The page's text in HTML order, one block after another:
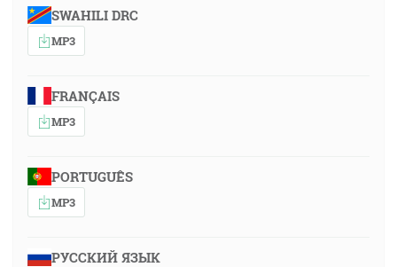
SWAHILI DRC
MP3
FRANÇAIS
MP3
PORTUGUÊS
MP3
РУССКИЙ ЯЗЫК